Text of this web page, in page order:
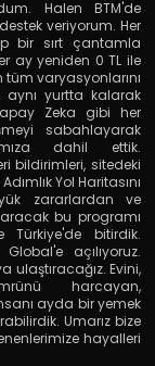
Halen BTM'de
veriyorum. Her
bir sırt çantamla
ay yeniden 0 TL ile
varyasyonlarını
aynı yurtta kalarak
Zeka gibi her
sabahlayarak
dahil ettik.
bildirimleri, sitedeki
Yol Haritasını
zararlardan ve
bu programı
Türkiye'de bitirdik.
açılıyoruz.
ulaştıracağız. Evini,
harcayan,
ayda bir yemek
Umarız bize
hayalleri